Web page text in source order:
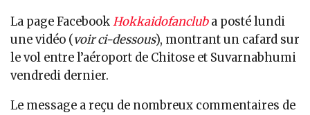
La page FacebookHokkaidofancluba posté lundi
une vidéo (voir ci-dessous), montrant un cafard sur
le vol entre l’aéroport de Chitose et Suvarnabhumi
vendredi dernier.
Le message a reçu de nombreux commentaires de